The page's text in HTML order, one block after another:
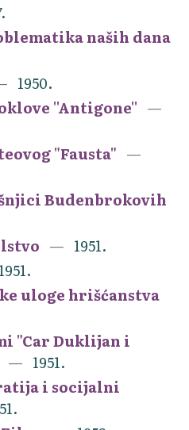
naših dana
1950.
''Antigone''
"Fausta"
Budenbrokovih
1951.
1951.
uloge hrišćanstva
"Car Duklijan i
1951.
i socijalni